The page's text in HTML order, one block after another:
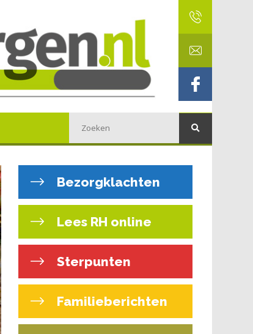
Bezorgklachten
Lees RH online
Sterpunten
Familieberichten